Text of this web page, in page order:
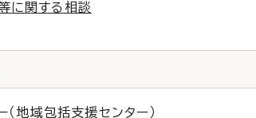
に関する相談
地域包括支援センター）